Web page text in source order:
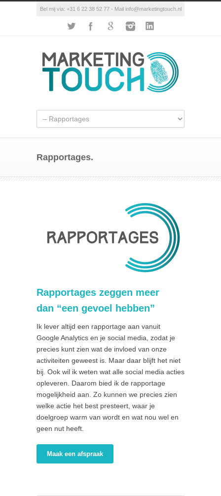
Bel mij via: +31 6 22 38 52 77 - Mail info@marketingtouch.nl
Rapportages.
Rapportages zeggen meer
dan “een gevoel hebben”
Ik lever altijd een rapportage aan vanuit
Google Analytics en je social media, zodat je
precies kunt zien wat de invloed van onze
activiteiten geweest is. Maar daar blijft het niet
bij. Ook wil ik weten wat alle social media acties
opleveren. Daarom bied ik de rapportage
mogelijkheid aan. Zo kunnen we precies zien
welke actie het best presteert, waar je
doelgroep warm van wordt en wat nou wel en
geen nut heeft.
Maak een afspraak